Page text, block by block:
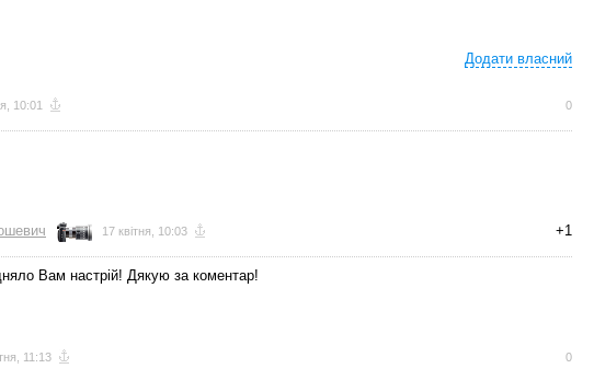
Додати власний
10:01 0
17 квітня, 10:03 +1
Вам настрій! Дякую за коментар!
11:13 0